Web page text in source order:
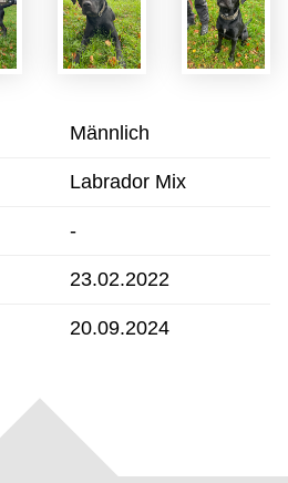
Männlich
Labrador Mix
-
23.02.2022
20.09.2024